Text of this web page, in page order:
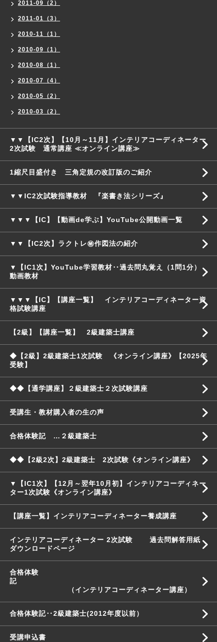
2011-09（2）
2011-01（3）
2010-11（1）
2010-09（1）
2010-08（1）
2010-07（4）
2010-05（2）
2010-03（2）
▼▼【IC2次】【10月～11月】インテリアコーディネーター
2次試験 通常講座 ≪オンライン講座≫
1縮尺目盛付き 三角定規の改訂版のご紹介
▼▼IC2次試験指導教材 『楽書き法シリーズ』
▼▼▼【IC】【動画de学ぶ】YouTube公開動画一覧
▼▼【IC2次】ラクトレ㊙作図法の紹介
▼【IC1次】YouTube学習教材‥過去問丸覚え（1問1分）
動画教材
▼▼▼【IC】【講座一覧】 インテリアコーディネーター資
格試験講座
【2級】【講座一覧】 2級建築士講座
◆【2級】2級建築士1次試験 《オンライン講座》【2025年
受験】
◆◆【通学講座】２級建築士２次試験講座
受講生・教材購入者の生の声
合格体験記 …２級建築士
◆◆【2級2次】2級建築士 2次試験《オンライン講座》
▼【IC1次】【12月～翌年10月初】インテリアコーディネー
ター1次試験《オンライン講座》
【講座一覧】インテリアコーディネーター養成講座
インテリアコーディネーター 2次試験 過去問解答用紙
ダウンロードページ
合格体験
記
（インテリアコーディネーター講座）
合格体験記‥2級建築士(2012年度以前）
受講申込書